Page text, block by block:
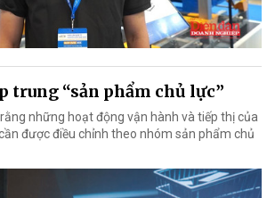
trung “sản phẩm chủ lực”
những hoạt động vận hành và tiếp thị của
được điều chỉnh theo nhóm sản phẩm chủ